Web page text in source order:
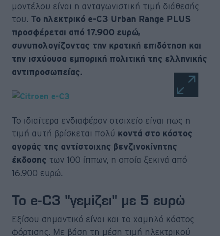
μοντέλου είναι η ανταγωνιστική τιμή διάθεσής
του. Το ηλεκτρικό e-C3 Urban Range PLUS
προσφέρεται από 17.900 ευρώ,
συνυπολογίζοντας την κρατική επιδότηση και
την ισχύουσα εμπορική πολιτική της ελληνικής
αντιπροσωπείας.
Το ιδιαίτερα ενδιαφέρον στοιχείο είναι πως η
τιμή αυτή βρίσκεται πολύ κοντά στο κόστος
αγοράς της αντίστοιχης βενζινοκίνητης
έκδοσης των 100 ίππων, η οποία ξεκινά από
16.900 ευρώ.
Το e-C3 "γεμίζει" με 5 ευρώ
Εξίσου σημαντικό είναι και το χαμηλό κόστος
φόρτισης. Με βάση τη μέση τιμή ηλεκτρικού